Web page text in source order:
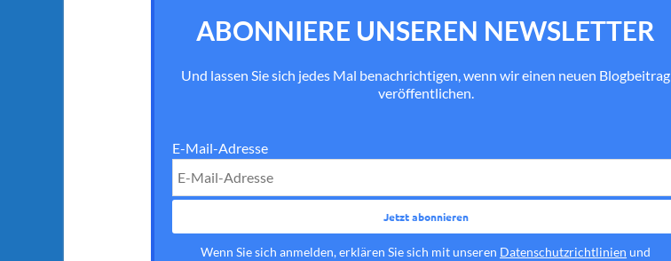
ABONNIERE UNSEREN NEWSLETTER
Und lassen Sie sich jedes Mal benachrichtigen, wenn wir einen neuen Blogbeitrag
veröffentlichen.
E-Mail-Adresse
Wenn Sie sich anmelden, erklären Sie sich mit unseren Datenschutzrichtlinien und